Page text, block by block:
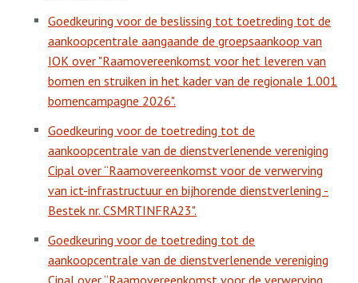
Goedkeuring voor de beslissing tot toetreding tot de
aankoopcentrale aangaande de groepsaankoop van
IOK over "Raamovereenkomst voor het leveren van
bomen en struiken in het kader van de regionale 1.001
bomencampagne 2026".
Goedkeuring voor de toetreding tot de
aankoopcentrale van de dienstverlenende vereniging
Cipal over “Raamovereenkomst voor de verwerving
van ict-infrastructuur en bijhorende dienstverlening -
Bestek nr. CSMRTINFRA23".
Goedkeuring voor de toetreding tot de
aankoopcentrale van de dienstverlenende vereniging
Cipal over “Raamovereenkomst voor de verwerving